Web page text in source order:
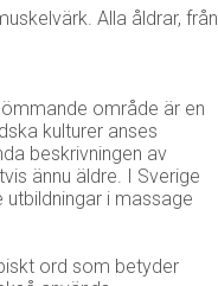
Alla åldrar, från
område är en
kulturer anses
beskrivningen av
ännu äldre. I Sverige
i massage
ord som betyder